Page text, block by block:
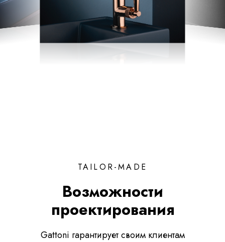
TAILOR-MADE
Возможности
проектирования
Gattoni гарантирует своим клиентам